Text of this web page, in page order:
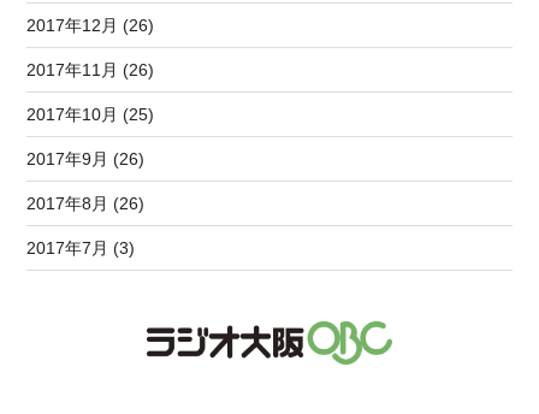
2017年12月 (26)
2017年11月 (26)
2017年10月 (25)
2017年9月 (26)
2017年8月 (26)
2017年7月 (3)